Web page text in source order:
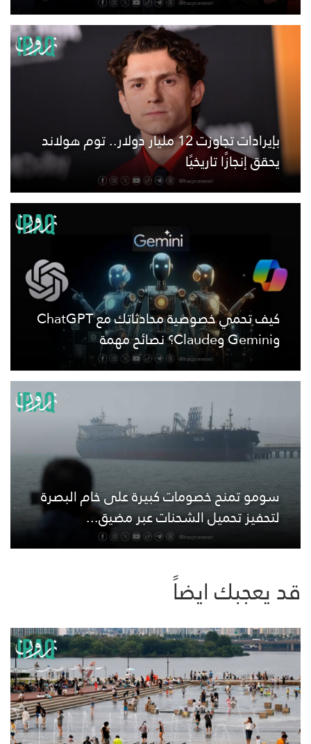
بإيرادات تجاوزت 12 مليار دولار.. توم هولاند
يحقق إنجازًا تاريخيًا
كيف تحمي خصوصية محادثاتك مع ChatGPT
وGemini وClaude؟ نصائح مهمة
سومو تمنح خصومات كبيرة على خام البصرة
لتحفيز تحميل الشحنات عبر مضيق...
قد يعجبك ايضاً